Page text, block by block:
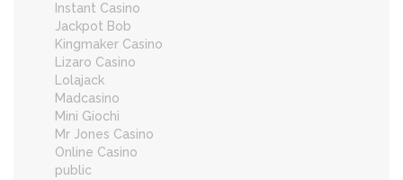
Instant Casino
Jackpot Bob
Kingmaker Casino
Lizaro Casino
Lolajack
Madcasino
Mini Giochi
Mr Jones Casino
Online Casino
public